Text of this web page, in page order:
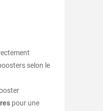
selon le
pour une